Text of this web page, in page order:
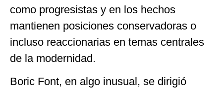
como progresistas y en los hechos
mantienen posiciones conservadoras o
incluso reaccionarias en temas centrales
de la modernidad.
Boric Font, en algo inusual, se dirigió